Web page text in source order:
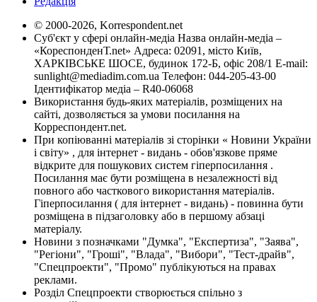
© 2000-2026, Korrespondent.net
Суб'єкт у сфері онлайн-медіа Назва онлайн-медіа –
«КореспонденТ.net» Адреса: 02091, місто Київ,
ХАРКІВСЬКЕ ШОСЕ, будинок 172-Б, офіс 208/1 E-mail:
sunlight@mediadim.com.ua Телефон: 044-205-43-00
Ідентифікатор медіа – R40-06068
Використання будь-яких матеріалів, розміщених на
сайті, дозволяється за умови посилання на
Корреспондент.net.
При копіюванні матеріалів зі сторінки « Новини України
і світу» , для інтернет - видань - обов'язкове пряме
відкрите для пошукових систем гіперпосилання .
Посилання має бути розміщена в незалежності від
повного або часткового використання матеріалів.
Гіперпосилання ( для інтернет - видань) - повинна бути
розміщена в підзаголовку або в першому абзаці
матеріалу.
Новини з позначками "Думка", "Експертиза", "Заява",
"Регіони", "Гроші", "Влада", "Вибори", "Тест-драйв",
"Спецпроекти", "Промо" публікуються на правах
реклами.
Розділ Спецпроекти створюється спільно з